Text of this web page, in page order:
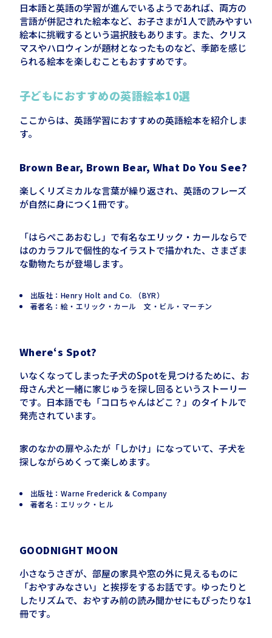
日本語と英語の学習が進んでいるようであれば、両方の
言語が併記された絵本など、お子さまが1人で読みやすい
絵本に挑戦するという選択肢もあります。また、クリス
マスやハロウィンが題材となったものなど、季節を感じ
られる絵本を楽しむこともおすすめです。
子どもにおすすめの英語絵本10選
ここからは、英語学習におすすめの英語絵本を紹介しま
す。
Brown Bear, Brown Bear, What Do YouSee?
楽しくリズミカルな言葉が繰り返され、英語のフレーズ
が自然に身につく1冊です。
「はらぺこあおむし」で有名なエリック・カールならで
はのカラフルで個性的なイラストで描かれた、さまざま
な動物たちが登場します。
出版社：Henry Holt and Co. （BYR）
著者名：絵・エリック・カール 文・ビル・マーチン
Where‘s Spot?
いなくなってしまった子犬のSpotを見つけるために、お
母さん犬と一緒に家じゅうを探し回るというストーリー
です。日本語でも「コロちゃんはどこ？」のタイトルで
発売されています。
家のなかの扉やふたが「しかけ」になっていて、子犬を
探しながらめくって楽しめます。
出版社：Warne Frederick & Company
著者名：エリック・ヒル
GOODNIGHT MOON
小さなうさぎが、部屋の家具や窓の外に見えるものに
「おやすみなさい」と挨拶をするお話です。ゆったりと
したリズムで、おやすみ前の読み聞かせにもぴったりな1
冊です。